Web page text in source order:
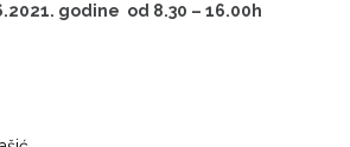
godine od 8.30 – 16.00h